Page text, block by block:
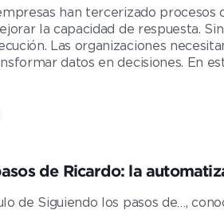
han tercerizado procesos
la capacidad de respuesta.
Las organizaciones
datos en decisiones. En
de Ricardo: la
de Siguiendo los pasos de…,